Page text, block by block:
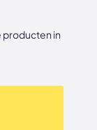
producten in